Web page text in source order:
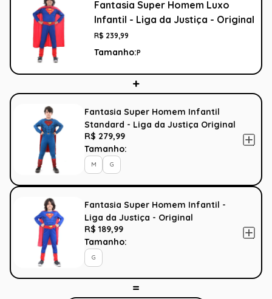
Fantasia Super Homem Luxo
Infantil - Liga da Justiça - Original
R$ 239,99
Tamanho:P
Fantasia Super Homem Infantil
Standard - Liga da Justiça Original
R$ 279,99
Tamanho:
M G
Fantasia Super Homem Infantil -
Liga da Justiça - Original
R$ 189,99
Tamanho:
G